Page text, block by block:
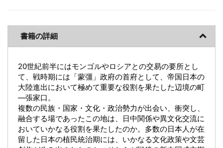
書籍の詳細
20世紀前半にはモンゴルやロシアとの交易の要所とし
て、戦時期には「蒙彊」政府の首府として、帝国日本の
大陸進出において極めて重要な役割を果たした辺境の町
―張家口。
複数の民族・国家・文化・政治勢力が出会い、衝突し、
融合する場であったこの地は、日中関係や異文化交流に
おいていかなる役割を果たしたのか。多数の日本人が在
留した日本の植民統治期には、いかなる文化政策や文芸